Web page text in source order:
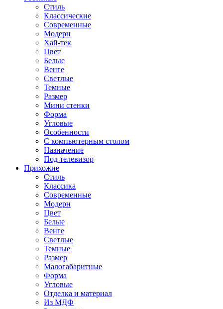
Стиль
Классические
Современные
Модерн
Хай-тек
Цвет
Белые
Венге
Светлые
Темные
Размер
Мини стенки
Форма
Угловые
Особенности
С компьютерным столом
Назначение
Под телевизор
Прихожие
Стиль
Классика
Современные
Модерн
Цвет
Белые
Венге
Светлые
Темные
Размер
Малогабаритные
Форма
Угловые
Отделка и материал
Из МДФ